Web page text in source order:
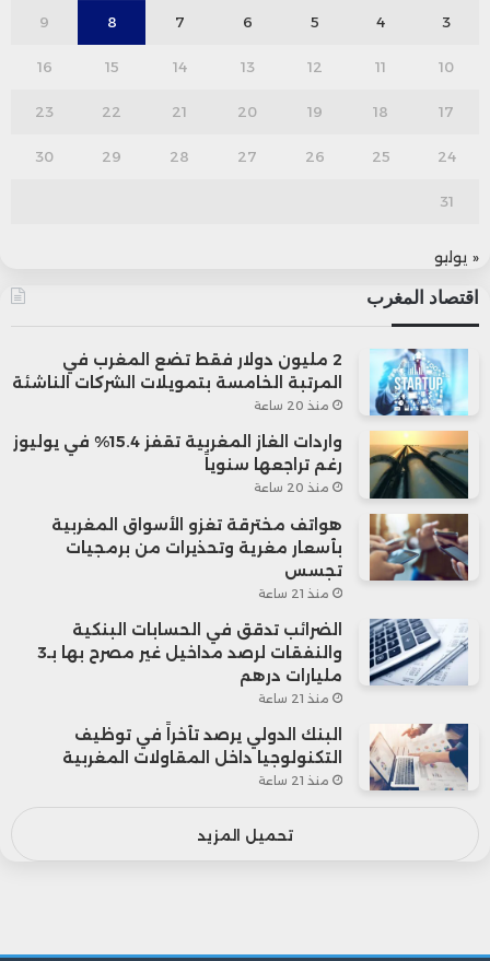
3
4
5
6
7
8
9
10
11
12
13
14
15
16
17
18
19
20
21
22
23
24
25
26
27
28
29
30
31
« يوليو
اقتصاد المغرب
2 مليون دولار فقط تضع المغرب في
المرتبة الخامسة بتمويلات الشركات الناشئة
منذ 20 ساعة
واردات الغاز المغربية تقفز 15.4% في يوليوز
رغم تراجعها سنوياً
منذ 20 ساعة
هواتف مخترقة تغزو الأسواق المغربية
بأسعار مغرية وتحذيرات من برمجيات
تجسس
منذ 21 ساعة
الضرائب تدقق في الحسابات البنكية
والنفقات لرصد مداخيل غير مصرح بها بـ3
مليارات درهم
منذ 21 ساعة
البنك الدولي يرصد تأخراً في توظيف
التكنولوجيا داخل المقاولات المغربية
منذ 21 ساعة
تحميل المزيد